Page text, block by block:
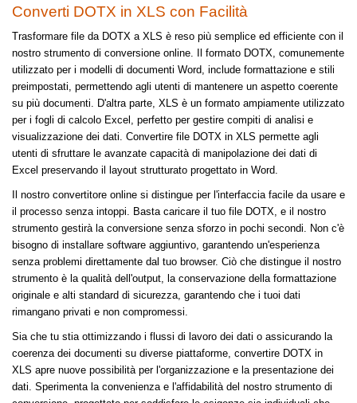
Converti DOTX in XLS con Facilità
Trasformare file da DOTX a XLS è reso più semplice ed efficiente con il
nostro strumento di conversione online. Il formato DOTX, comunemente
utilizzato per i modelli di documenti Word, include formattazione e stili
preimpostati, permettendo agli utenti di mantenere un aspetto coerente
su più documenti. D'altra parte, XLS è un formato ampiamente utilizzato
per i fogli di calcolo Excel, perfetto per gestire compiti di analisi e
visualizzazione dei dati. Convertire file DOTX in XLS permette agli
utenti di sfruttare le avanzate capacità di manipolazione dei dati di
Excel preservando il layout strutturato progettato in Word.
Il nostro convertitore online si distingue per l'interfaccia facile da usare e
il processo senza intoppi. Basta caricare il tuo file DOTX, e il nostro
strumento gestirà la conversione senza sforzo in pochi secondi. Non c'è
bisogno di installare software aggiuntivo, garantendo un'esperienza
senza problemi direttamente dal tuo browser. Ciò che distingue il nostro
strumento è la qualità dell'output, la conservazione della formattazione
originale e alti standard di sicurezza, garantendo che i tuoi dati
rimangano privati e non compromessi.
Sia che tu stia ottimizzando i flussi di lavoro dei dati o assicurando la
coerenza dei documenti su diverse piattaforme, convertire DOTX in
XLS apre nuove possibilità per l'organizzazione e la presentazione dei
dati. Sperimenta la convenienza e l'affidabilità del nostro strumento di